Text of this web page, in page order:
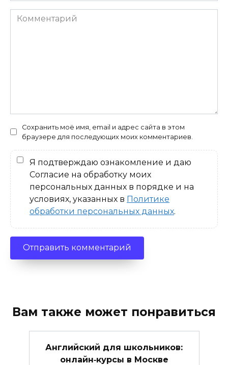
Комментарий
Сохранить моё имя, email и адрес сайта в этом
браузере для последующих моих комментариев.
Я подтверждаю ознакомление и даю
Согласие на обработку моих
персональных данных в порядке и на
условиях, указанных в Политике
обработки персональных данных.
Вам также может понравиться
Английский для школьников:
онлайн‑курсы в Москве